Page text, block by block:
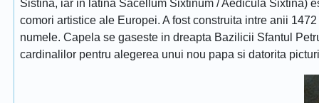
Sistina, iar in latina Sacellum Sixtinum / Aedicula Sixtina)
comori artistice ale Europei. A fost construita intre anii
numele. Capela se gaseste in dreapta Bazilicii Sfantul
cardinalilor pentru alegerea unui nou papa si datorita